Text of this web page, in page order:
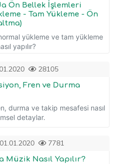
Ön Bellek İşlemleri
- Tam Yükleme - Ön
yükleme ve tam yükleme
yapılır?
28105
Fren ve Durma
durma ve takip mesafesi nasıl
detaylar.
01.01.2020 7781
Müzik Nasıl Yapılır?